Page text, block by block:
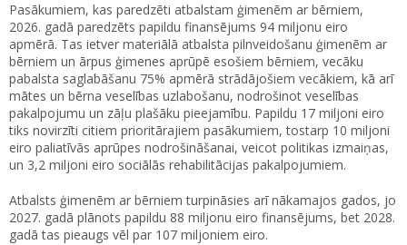
Pasākumiem, kas paredzēti atbalstam ģimenēm ar bērniem,
2026. gadā paredzēts papildu finansējums 94 miljonu eiro
apmērā. Tas ietver materiālā atbalsta pilnveidošanu ģimenēm ar
bērniem un ārpus ģimenes aprūpē esošiem bērniem, vecāku
pabalsta saglabāšanu 75% apmērā strādājošiem vecākiem, kā arī
mātes un bērna veselības uzlabošanu, nodrošinot veselības
pakalpojumu un zāļu plašāku pieejamību. Papildu 17 miljoni eiro
tiks novirzīti citiem prioritārajiem pasākumiem, tostarp 10 miljoni
eiro paliatīvās aprūpes nodrošināšanai, veicot politikas izmaiņas,
un 3,2 miljoni eiro sociālās rehabilitācijas pakalpojumiem.
Atbalsts ģimenēm ar bērniem turpināsies arī nākamajos gados, jo
2027. gadā plānots papildu 88 miljonu eiro finansējums, bet 2028.
gadā tas pieaugs vēl par 107 miljoniem eiro.